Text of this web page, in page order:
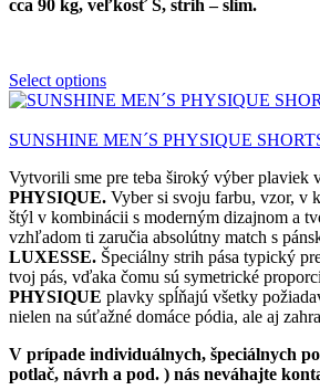
cca 90 kg, veľkosť S, strih – slim.
Select options
SUNSHINE MEN´S PHYSIQUE
Vytvorili sme pre teba široký výber plaviek
PHYSIQUE. Vyber si svoju farbu, vzor, v
štýl v kombinácii s moderným dizajnom a
vzhľadom ti zaručia absolútny match s
LUXESSE. Špeciálny strih pása typický
tvoj pás, vďaka čomu sú symetrické
PHYSIQUE plavky spĺňajú všetky
nielen na súťažné domáce pódia, ale aj
V prípade individuálnych, špeciálnych
potlač, návrh a pod. ) nás neváhajte